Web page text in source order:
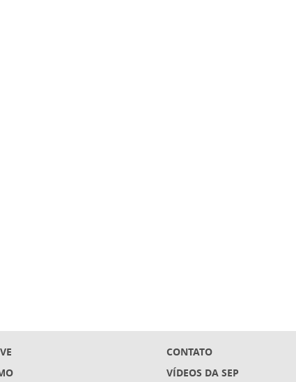
CONTATO
VÍDEOS DA SEP